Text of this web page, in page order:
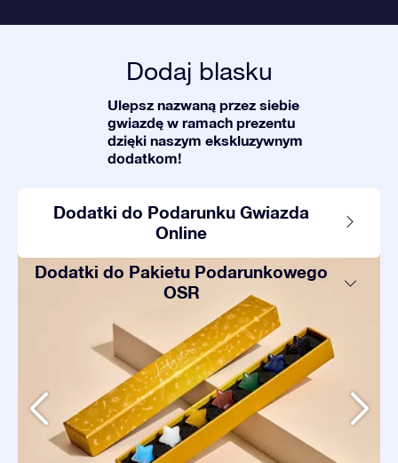
Dodaj blasku
Ulepsz nazwaną przez siebie
gwiazdę w ramach prezentu
dzięki naszym ekskluzywnym
dodatkom!
Dodatki do Podarunku Gwiazda
Online
Dodatki do Pakietu Podarunkowego
OSR